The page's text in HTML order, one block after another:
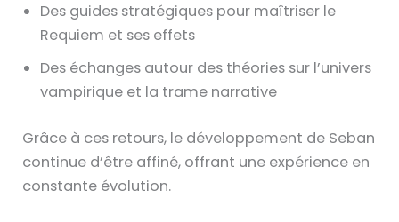
Des guides stratégiques pour maîtriser le
Requiem et ses effets
Des échanges autour des théories sur l’univers
vampirique et la trame narrative
Grâce à ces retours, le développement de Seban
continue d’être affiné, offrant une expérience en
constante évolution.